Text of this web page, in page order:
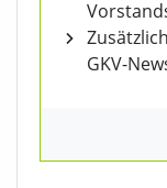
GKV-